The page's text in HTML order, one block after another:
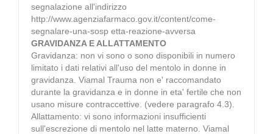
segnalazione all'indirizzo
http://www.agenziafarmaco.gov.it/content/come-
segnalare-una-sosp etta-reazione-avversa
GRAVIDANZA E ALLATTAMENTO
Gravidanza: non vi sono o sono disponibili in numero
limitato i dati relativi all'uso del mentolo in donne in
gravidanza. Viamal Trauma non e' raccomandato
durante la gravidanza e in donne in eta' fertile che non
usano misure contraccettive. (vedere paragrafo 4.3).
Allattamento: vi sono informazioni insufficienti
sull'escrezione di mentolo nel latte materno. Viamal